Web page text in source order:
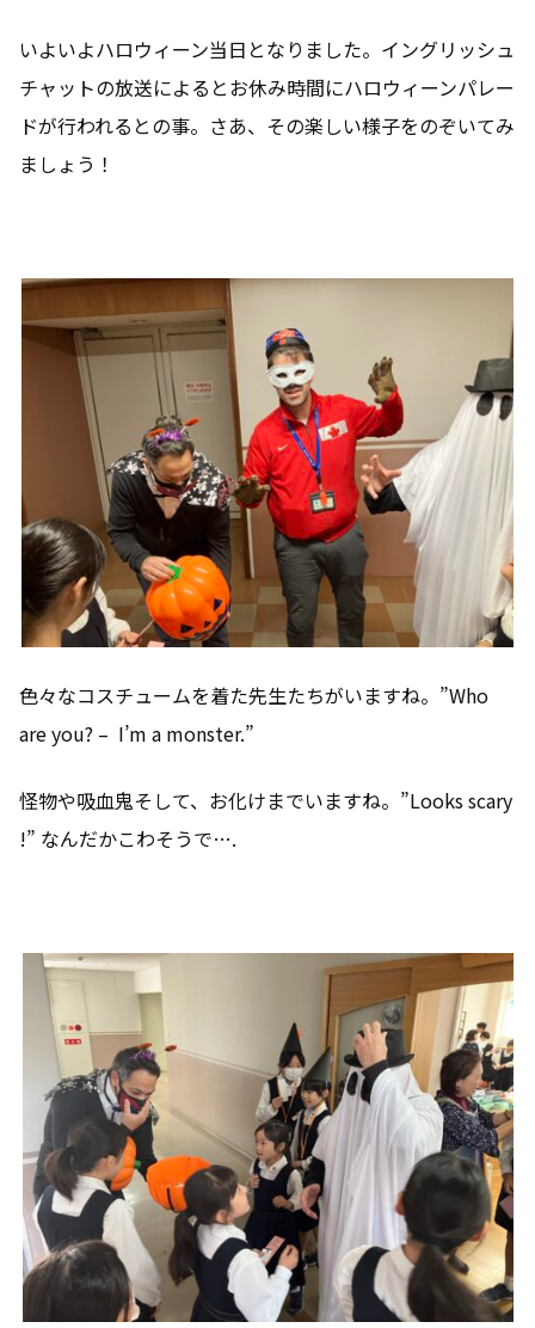
いよいよハロウィーン当日となりました。イングリッシュ
チャットの放送によるとお休み時間にハロウィーンパレー
ドが行われるとの事。さあ、その楽しい様子をのぞいてみ
ましょう！
色々なコスチュームを着た先生たちがいますね。”Who
are you? – I’m a monster.”
怪物や吸血鬼そして、お化けまでいますね。”Looks scary
!” なんだかこわそうで….